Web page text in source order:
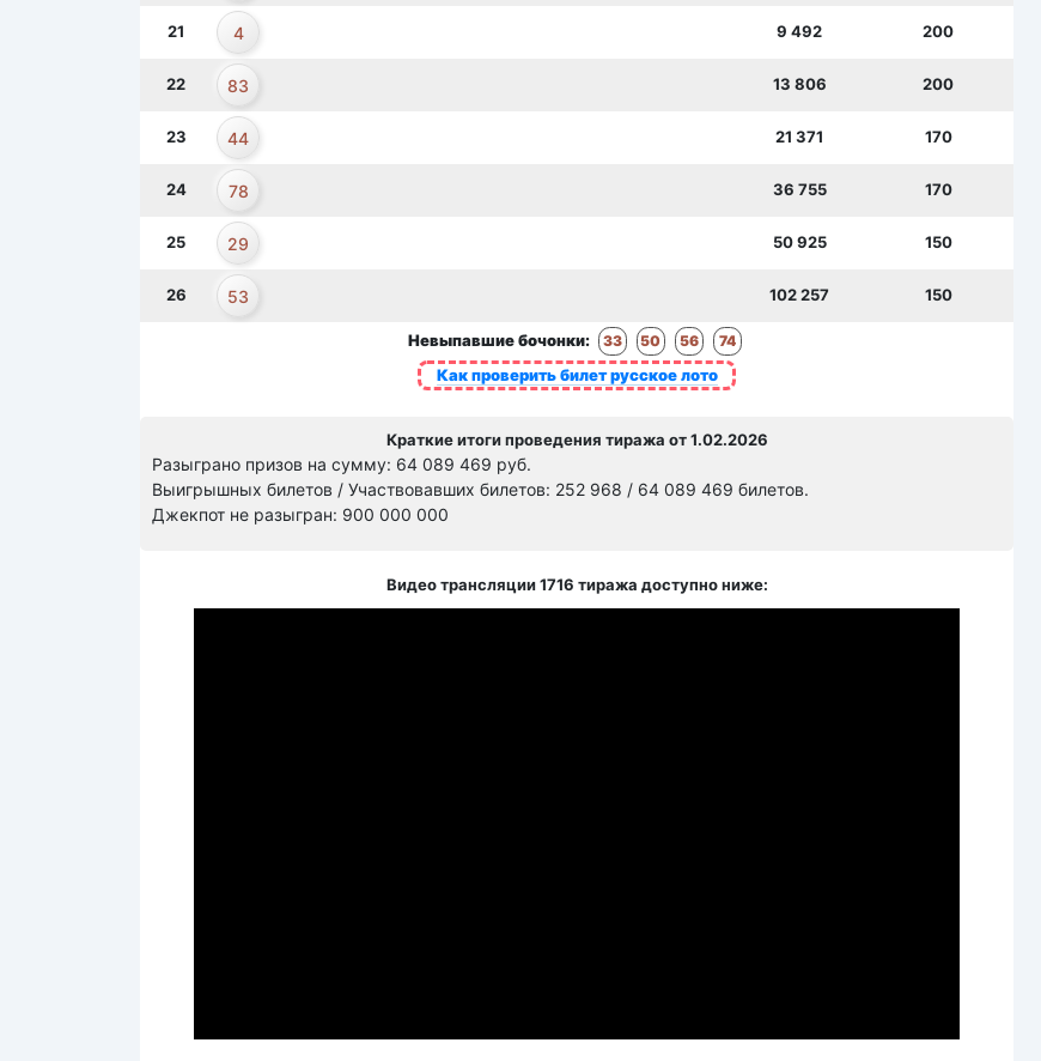
Невыпавшие бочонки: 33 50 56 74
Как проверить билет русское лото
21 4 9 492 200
22 83 13 806 200
23 44 21 371 170
24 78 36 755 170
25 29 50 925 150
26 53 102 257 150
Краткие итоги проведения тиража от 1.02.2026
Разыграно призов на сумму: 64 089 469 руб.
Выигрышных билетов / Участвовавших билетов: 252 968 / 64 089 469 билетов.
Джекпот не разыгран: 900 000 000
Видео трансляции 1716 тиража доступно ниже: